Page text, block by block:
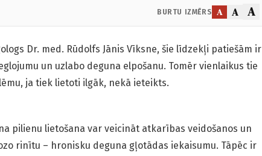
BURTU IZMĒRS A A A
Dr. med. Rūdolfs Jānis Vīksne, šie līdzekļi patiešām ir
un uzlabo deguna elpošanu. Tomēr vienlaikus tie
ja tiek lietoti ilgāk, nekā ieteikts.
pilienu lietošana var veicināt atkarības veidošanos un
rinītu – hronisku deguna gļotādas iekaisumu. Tāpēc ir